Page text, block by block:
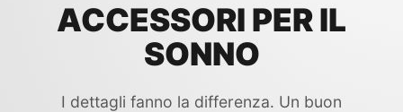
ACCESSORI PER IL
SONNO
I dettagli fanno la differenza. Un buon